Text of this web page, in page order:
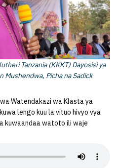
Tanzania (KKKT) Dayosisi ya
Mushendwa, Picha na Sadick
Watendakazi wa Klasta ya
lengo kuu la vituo hivyo vya
kuwaandaa watoto ili waje